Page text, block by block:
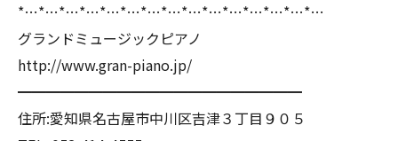
*…*…*…*…*…*…*…*…*…*…*…*…*…*…*…
グランドミュージックピアノ
http://www.gran-piano.jp/
━━━━━━━━━━━━━━━━━━━━
住所:愛知県名古屋市中川区吉津３丁目９０５